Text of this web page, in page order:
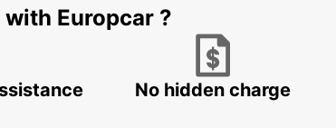
Europcar ?
No hidden charge